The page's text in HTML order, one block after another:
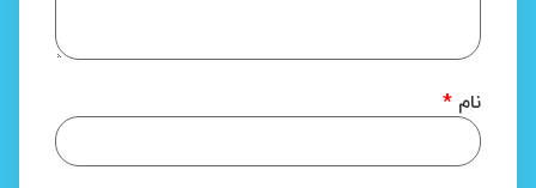
نام *